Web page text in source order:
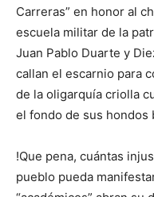
Carreras” en honor al
escuela militar de la
Juan Pablo Duarte y
callan el escarnio para
de la oligarquía criolla
el fondo de sus hondos
!Que pena, cuántas
pueblo pueda